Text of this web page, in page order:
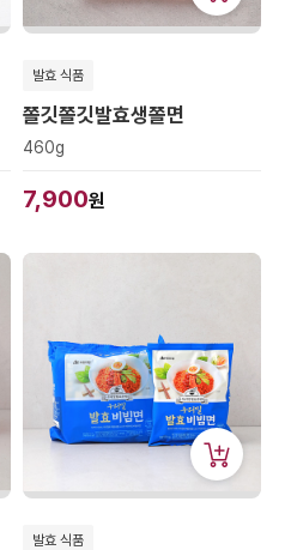
발효 식품
쫄깃쫄깃발효생쫄면
460g
7,900원
발효 식품